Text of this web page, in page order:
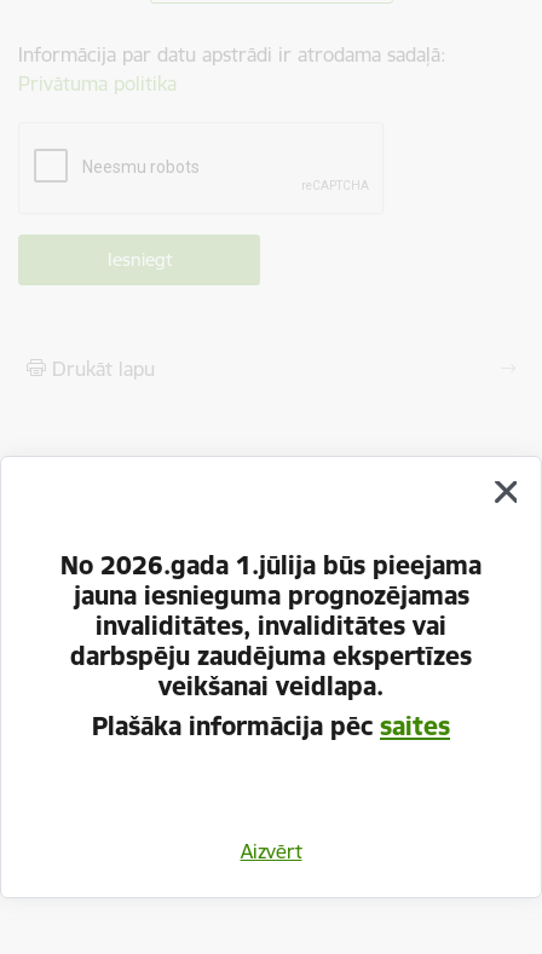
No 2026.gada 1.jūlija būs pieejama
jauna iesnieguma prognozējamas
invaliditātes, invaliditātes vai
darbspēju zaudējuma ekspertīzes
veikšanai veidlapa.
Plašāka informācija pēc saites
Aizvērt
Informācija par datu apstrādi ir atrodama sadaļā:
Privātuma politika
Drukāt lapu
Sniegt atsauksmi